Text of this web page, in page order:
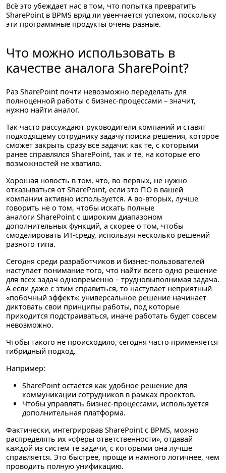
Всё это убеждает нас в том, что попытка превратить
SharePoint в BPMS вряд ли увенчается успехом, поскольку
эти программные продукты очень разные.
Что можно использовать в
качестве аналога SharePoint?
Раз SharePoint почти невозможно переделать для
полноценной работы с бизнес-процессами – значит,
нужно найти аналог.
Так часто рассуждают руководители компаний и ставят
подходящему сотруднику задачу поиска решения, которое
сможет закрыть сразу все задачи: как те, с которыми
ранее справлялся SharePoint, так и те, на которые его
возможностей не хватило.
Хорошая новость в том, что, во-первых, не нужно
отказываться от SharePoint, если это ПО в вашей
компании активно используется. А во-вторых, лучше
говорить не о том, чтобы искать полные
аналоги SharePoint с широким диапазоном
дополнительных функций, а скорее о том, чтобы
смоделировать ИТ-среду, используя несколько решений
разного типа.
Сегодня среди разработчиков и бизнес-пользователей
наступает понимание того, что найти всего одно решение
для всех задач одновременно – трудновыполнимая задача.
А если даже с этим справиться, то наступает неприятный
«побочный эффект»: универсальное решение начинает
диктовать свои принципы работы, под которые
приходится подстраиваться, иначе работать будет совсем
невозможно.
Чтобы такого не происходило, сегодня часто применяется
гибридный подход.
Например:
SharePoint остаётся как удобное решение для
коммуникации сотрудников в рамках проектов.
Чтобы управлять бизнес-процессами, используется
дополнительная платформа.
Фактически, интегрировав SharePoint с BPMS, можно
распределять их «сферы ответственности», отдавай
каждой из систем те задачи, с которыми она лучше
справляется. Это быстрее, проще и намного логичнее, чем
проводить полную унификацию.